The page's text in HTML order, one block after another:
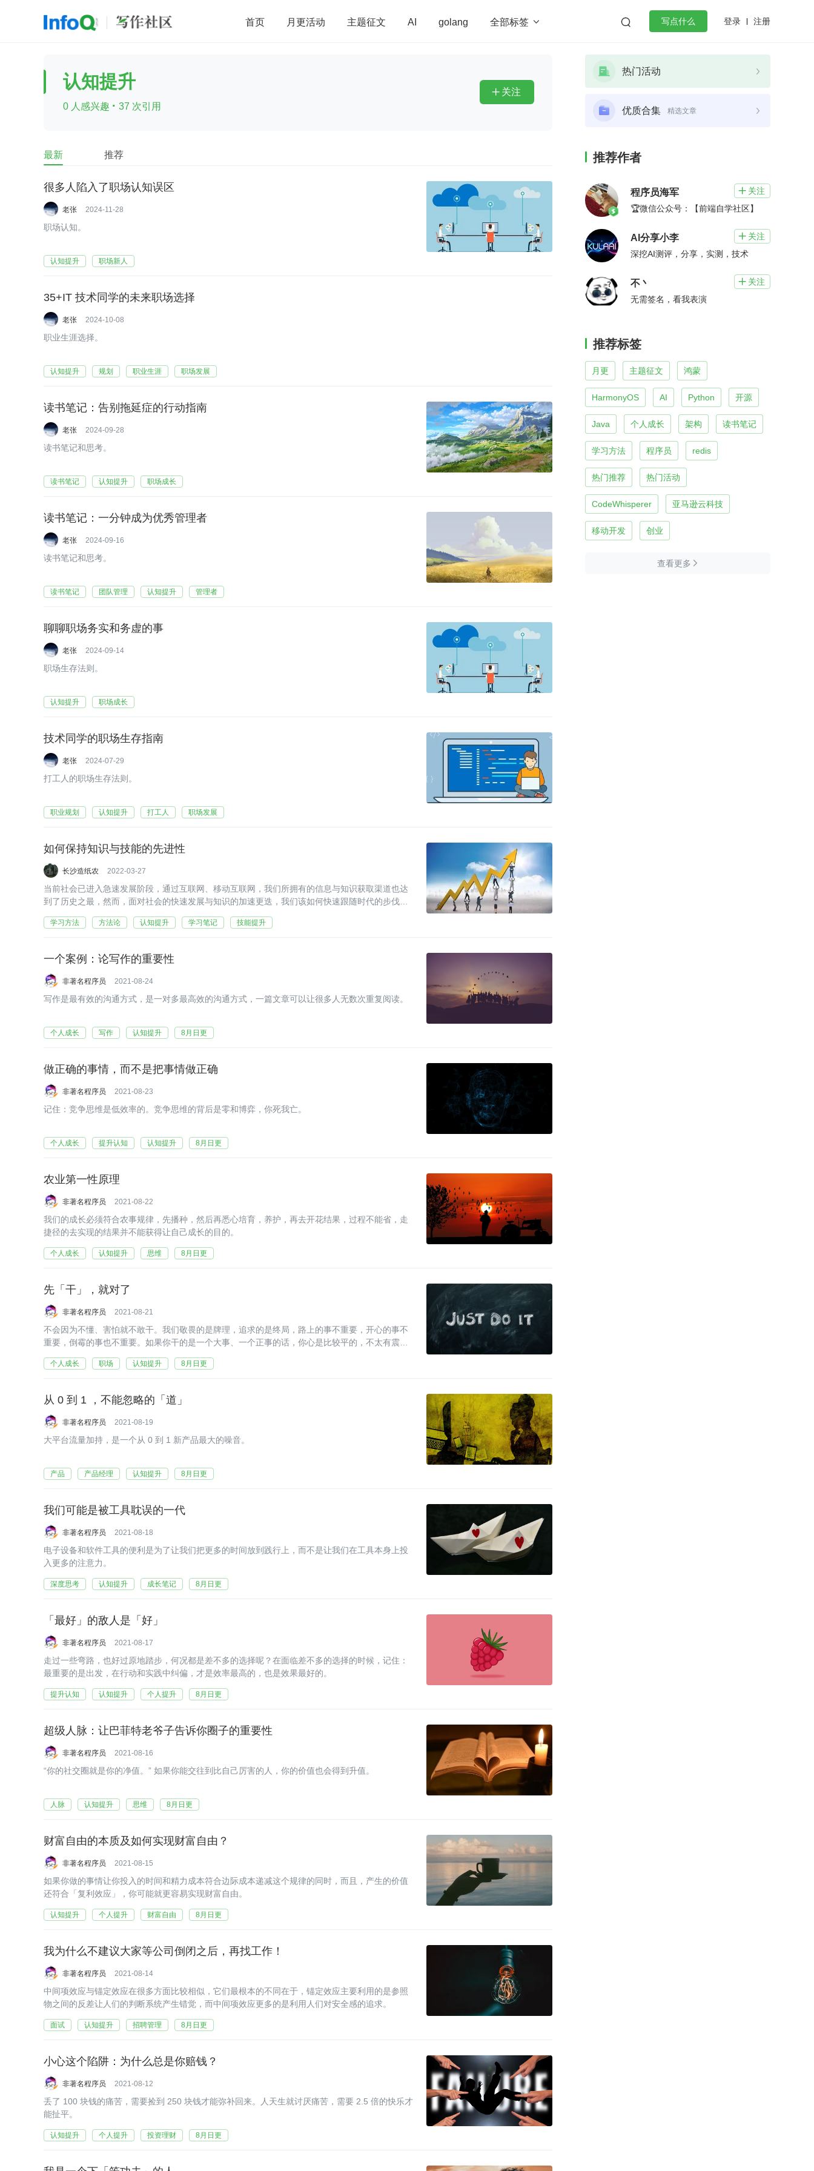
首页 月更活动 主题征文 AI golang 全部标签   写点什么 登录 注册
前端 AI redis
查看更多
认知提升
0 人感兴趣 · 37 次引用
 关注
最新 推荐
很多人陷入了职场认知误区
老张 2024-11-28
职场认知。
认知提升 职场新人
35+IT 技术同学的未来职场选择
老张 2024-10-08
职业生涯选择。
认知提升 规划 职业生涯 职场发展
读书笔记：告别拖延症的行动指南
老张 2024-09-28
读书笔记和思考。
读书笔记 认知提升 职场成长
读书笔记：一分钟成为优秀管理者
老张 2024-09-16
读书笔记和思考。
读书笔记 团队管理 认知提升 管理者
聊聊职场务实和务虚的事
老张 2024-09-14
职场生存法则。
认知提升 职场成长
技术同学的职场生存指南
老张 2024-07-29
打工人的职场生存法则。
职业规划 认知提升 打工人 职场发展
如何保持知识与技能的先进性
长沙造纸农 2022-03-27
当前社会已进入急速发展阶段，通过互联网、移动互联网，我们所拥有的信息与知识获取渠道也达
到了历史之最，然而，面对社会的快速发展与知识的加速更迭，我们该如何快速跟随时代的步伐？
学习方法 方法论 认知提升 学习笔记 技能提升
一个案例：论写作的重要性
非著名程序员 2021-08-24
写作是最有效的沟通方式，是一对多最高效的沟通方式，一篇文章可以让很多人无数次重复阅读。
个人成长 写作 认知提升 8月日更
做正确的事情，而不是把事情做正确
非著名程序员 2021-08-23
记住：竞争思维是低效率的。竞争思维的背后是零和博弈，你死我亡。
个人成长 提升认知 认知提升 8月日更
农业第一性原理
非著名程序员 2021-08-22
我们的成长必须符合农事规律，先播种，然后再悉心培育，养护，再去开花结果，过程不能省，走
捷径的去实现的结果并不能获得让自己成长的目的。
个人成长 认知提升 思维 8月日更
先「干」，就对了
非著名程序员 2021-08-21
不会因为不懂、害怕就不敢干。我们敬畏的是牌理，追求的是终局，路上的事不重要，开心的事不
重要，倒霉的事也不重要。如果你干的是一个大事、一个正事的话，你心是比较平的，不太有震
个人成长 职场 认知提升 8月日更
从 0 到 1 ，不能忽略的「道」
非著名程序员 2021-08-19
大平台流量加持，是一个从 0 到 1 新产品最大的噪音。
产品 产品经理 认知提升 8月日更
我们可能是被工具耽误的一代
非著名程序员 2021-08-18
电子设备和软件工具的便利是为了让我们把更多的时间放到践行上，而不是让我们在工具本身上投
入更多的注意力。
深度思考 认知提升 成长笔记 8月日更
「最好」的敌人是「好」
非著名程序员 2021-08-17
走过一些弯路，也好过原地踏步，何况都是差不多的选择呢？在面临差不多的选择的时候，记住：
最重要的是出发，在行动和实践中纠偏，才是效率最高的，也是效果最好的。
提升认知 认知提升 个人提升 8月日更
超级人脉：让巴菲特老爷子告诉你圈子的重要性
非著名程序员 2021-08-16
“你的社交圈就是你的净值。” 如果你能交往到比自己厉害的人，你的价值也会得到升值。
人脉 认知提升 思维 8月日更
财富自由的本质及如何实现财富自由？
非著名程序员 2021-08-15
如果你做的事情让你投入的时间和精力成本符合边际成本递减这个规律的同时，而且，产生的价值
还符合「复利效应」，你可能就更容易实现财富自由。
认知提升 个人提升 财富自由 8月日更
我为什么不建议大家等公司倒闭之后，再找工作！
非著名程序员 2021-08-14
中间项效应与锚定效应在很多方面比较相似，它们最根本的不同在于，锚定效应主要利用的是参照
物之间的反差让人们的判断系统产生错觉，而中间项效应更多的是利用人们对安全感的追求。
面试 认知提升 招聘管理 8月日更
小心这个陷阱：为什么总是你赔钱？
非著名程序员 2021-08-12
丢了 100 块钱的痛苦，需要捡到 250 块钱才能弥补回来。人天生就讨厌痛苦，需要 2.5 倍的快乐才
能扯平。
认知提升 个人提升 投资理财 8月日更
热门活动
优质合集 精选文章
推荐作者
程序员海军  关注
🏆微信公众号：【前端自学社区】
AI分享小李  关注
深挖AI测评，分享，实测，技术
不丶  关注
无需签名，看我表演
推荐标签
月更 主题征文 鸿蒙
HarmonyOS AI Python 开源
Java 个人成长 架构 读书笔记
学习方法 程序员 redis
热门推荐 热门活动
CodeWhisperer 亚马逊云科技
移动开发 创业
查看更多 